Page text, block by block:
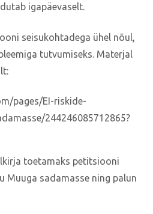
igapäevaselt.
seisukohtadega ühel nõul,
tutvumiseks. Materjal
pages/EI-riskide-
244246085712865?
toetamaks petitsiooni
Muuga sadamasse ning palun